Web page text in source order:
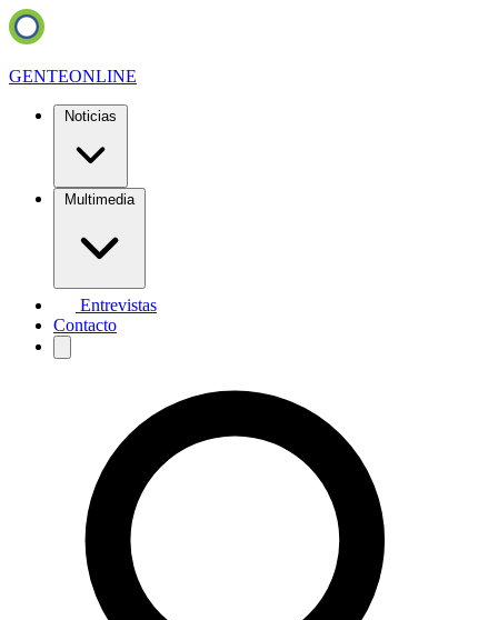
GENTEONLINE
Noticias
Multimedia
Entrevistas
Contacto